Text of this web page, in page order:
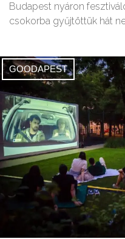
Budapest nyáron
csokorba gyűjtöttük hát
GOODAPEST